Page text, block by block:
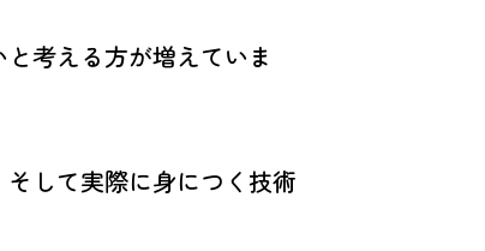
考える方が増えていま
して実際に身につく技術